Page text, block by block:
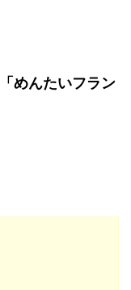
「めんたいフラン